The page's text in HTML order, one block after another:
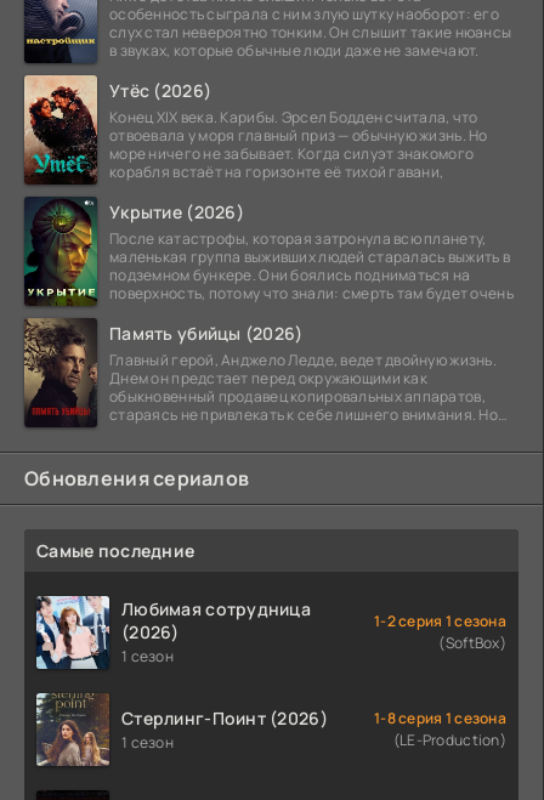
особенность сыграла с ним злую шутку наоборот: его
слух стал невероятно тонким. Он слышит такие нюансы
в звуках, которые обычные люди даже не замечают.
Утёс (2026)
Конец XIX века. Карибы. Эрсел Бодден считала, что
отвоевала у моря главный приз — обычную жизнь. Но
море ничего не забывает. Когда силуэт знакомого
корабля встаёт на горизонте её тихой гавани,
Укрытие (2026)
После катастрофы, которая затронула всю планету,
маленькая группа выживших людей старалась выжить в
подземном бункере. Они боялись подниматься на
поверхность, потому что знали: смерть там будет очень
Память убийцы (2026)
Главный герой, Анджело Ледде, ведет двойную жизнь.
Днем он предстает перед окружающими как
обыкновенный продавец копировальных аппаратов,
стараясь не привлекать к себе лишнего внимания. Но
Обновления сериалов
Самые последние
Любимая сотрудница
(2026)
1 сезон
1-2 серия 1 сезона
(SoftBox)
Стерлинг-Поинт (2026)
1 сезон
1-8 серия 1 сезона
(LE-Production)